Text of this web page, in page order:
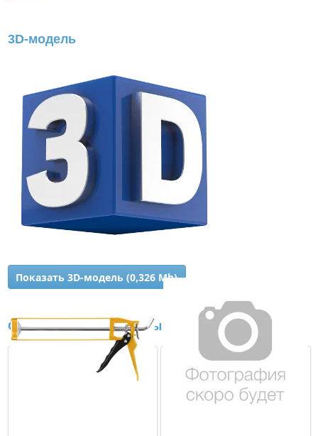
3D-модель
Показать 3D-модель (0,326 Mb)
Сопутствующие товары